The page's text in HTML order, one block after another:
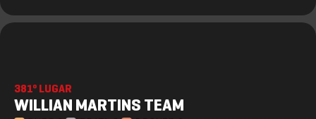
381º LUGAR
WILLIAN MARTINS TEAM